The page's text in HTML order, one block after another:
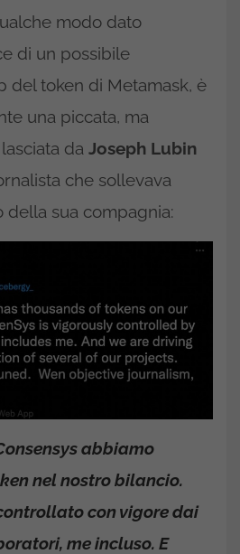
modo dato
di un possibile
del token di Metamask, è
una piccata, ma
da Joseph Lubin
che sollevava
della sua compagnia:
abbiamo
nel nostro bilancio.
con vigore dai
me incluso. E